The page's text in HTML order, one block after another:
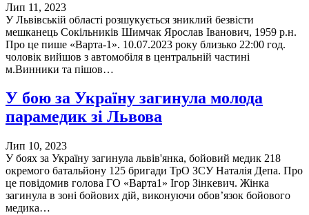
Лип 11, 2023
У Львівській області розшукується зниклий безвісти
мешканець Сокільників Шимчак Ярослав Іванович, 1959 р.н.
Про це пише «Варта-1». 10.07.2023 року близько 22:00 год.
чоловік вийшов з автомобіля в центральній частині
м.Винники та пішов…
У бою за Україну загинула молода
парамедик зі Львова
Лип 10, 2023
У боях за Україну загинула львів'янка, бойовий медик 218
окремого батальйону 125 бригади ТрО ЗСУ Наталія Депа. Про
це повідомив голова ГО «Варта1» Ігор Зінкевич. Жінка
загинула в зоні бойових дій, виконуючи обов’язок бойового
медика…